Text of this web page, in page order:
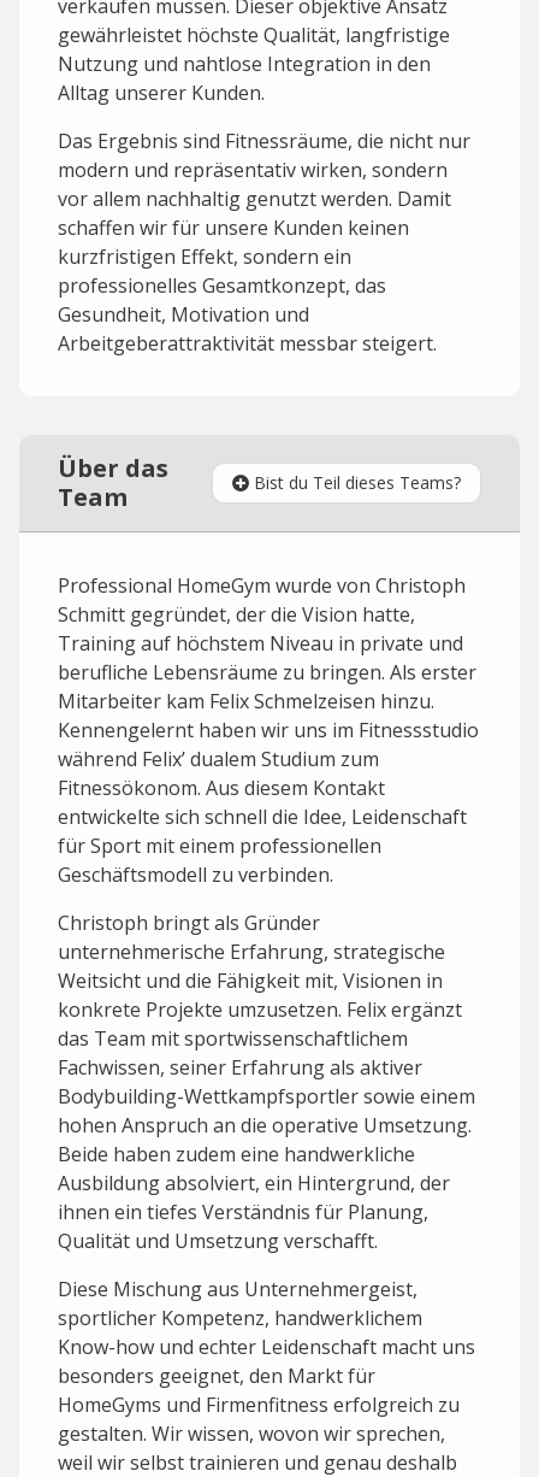
verkaufen müssen. Dieser objektive Ansatz
gewährleistet höchste Qualität, langfristige
Nutzung und nahtlose Integration in den
Alltag unserer Kunden.
Das Ergebnis sind Fitnessräume, die nicht nur
modern und repräsentativ wirken, sondern
vor allem nachhaltig genutzt werden. Damit
schaffen wir für unsere Kunden keinen
kurzfristigen Effekt, sondern ein
professionelles Gesamtkonzept, das
Gesundheit, Motivation und
Arbeitgeberattraktivität messbar steigert.
Über das
Team
Bist du Teil dieses Teams?
Professional HomeGym wurde von Christoph
Schmitt gegründet, der die Vision hatte,
Training auf höchstem Niveau in private und
berufliche Lebensräume zu bringen. Als erster
Mitarbeiter kam Felix Schmelzeisen hinzu.
Kennengelernt haben wir uns im Fitnessstudio
während Felix’ dualem Studium zum
Fitnessökonom. Aus diesem Kontakt
entwickelte sich schnell die Idee, Leidenschaft
für Sport mit einem professionellen
Geschäftsmodell zu verbinden.
Christoph bringt als Gründer
unternehmerische Erfahrung, strategische
Weitsicht und die Fähigkeit mit, Visionen in
konkrete Projekte umzusetzen. Felix ergänzt
das Team mit sportwissenschaftlichem
Fachwissen, seiner Erfahrung als aktiver
Bodybuilding-Wettkampfsportler sowie einem
hohen Anspruch an die operative Umsetzung.
Beide haben zudem eine handwerkliche
Ausbildung absolviert, ein Hintergrund, der
ihnen ein tiefes Verständnis für Planung,
Qualität und Umsetzung verschafft.
Diese Mischung aus Unternehmergeist,
sportlicher Kompetenz, handwerklichem
Know-how und echter Leidenschaft macht uns
besonders geeignet, den Markt für
HomeGyms und Firmenfitness erfolgreich zu
gestalten. Wir wissen, wovon wir sprechen,
weil wir selbst trainieren und genau deshalb